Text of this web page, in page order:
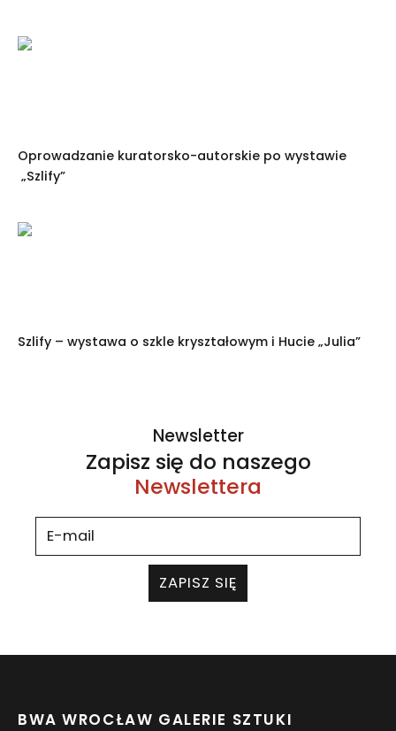
Oprowadzanie kuratorsko-autorskie po wystawie
„Szlify”
Szlify – wystawa o szkle kryształowym i Hucie „Julia”
Newsletter
Zapisz się do naszego
Newslettera
ZAPISZ SIĘ
BWA WROCŁAW GALERIE SZTUKI